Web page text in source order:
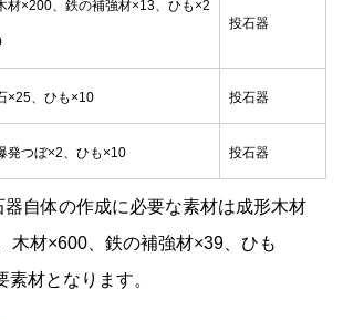
材×200、鉄の補強材×13、ひも×2
投石器
×25、ひも×10 投石器
発つぼ×2、ひも×10 投石器
器自体の作成に必要な素材は成形木材
木材×600、鉄の補強材×39、ひも
材となります。